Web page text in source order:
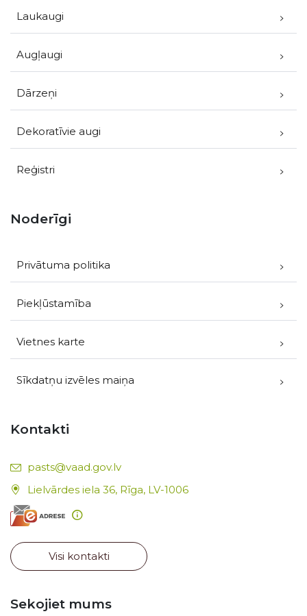
Laukaugi
Augļaugi
Dārzeņi
Dekoratīvie augi
Reģistri
Noderīgi
Privātuma politika
Piekļūstamība
Vietnes karte
Sīkdatņu izvēles maiņa
Kontakti
E-pasts:
pasts@vaad.gov.lv
Lielvārdes iela 36, Rīga, LV-1006
Visi kontakti
Sekojiet mums